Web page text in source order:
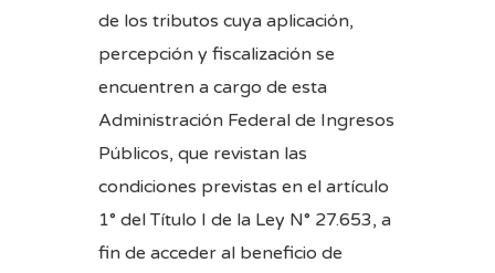
de los tributos cuya aplicación,
percepción y fiscalización se
encuentren a cargo de esta
Administración Federal de Ingresos
Públicos, que revistan las
condiciones previstas en el artículo
1° del Título I de la Ley N° 27.653, a
fin de acceder al beneficio de